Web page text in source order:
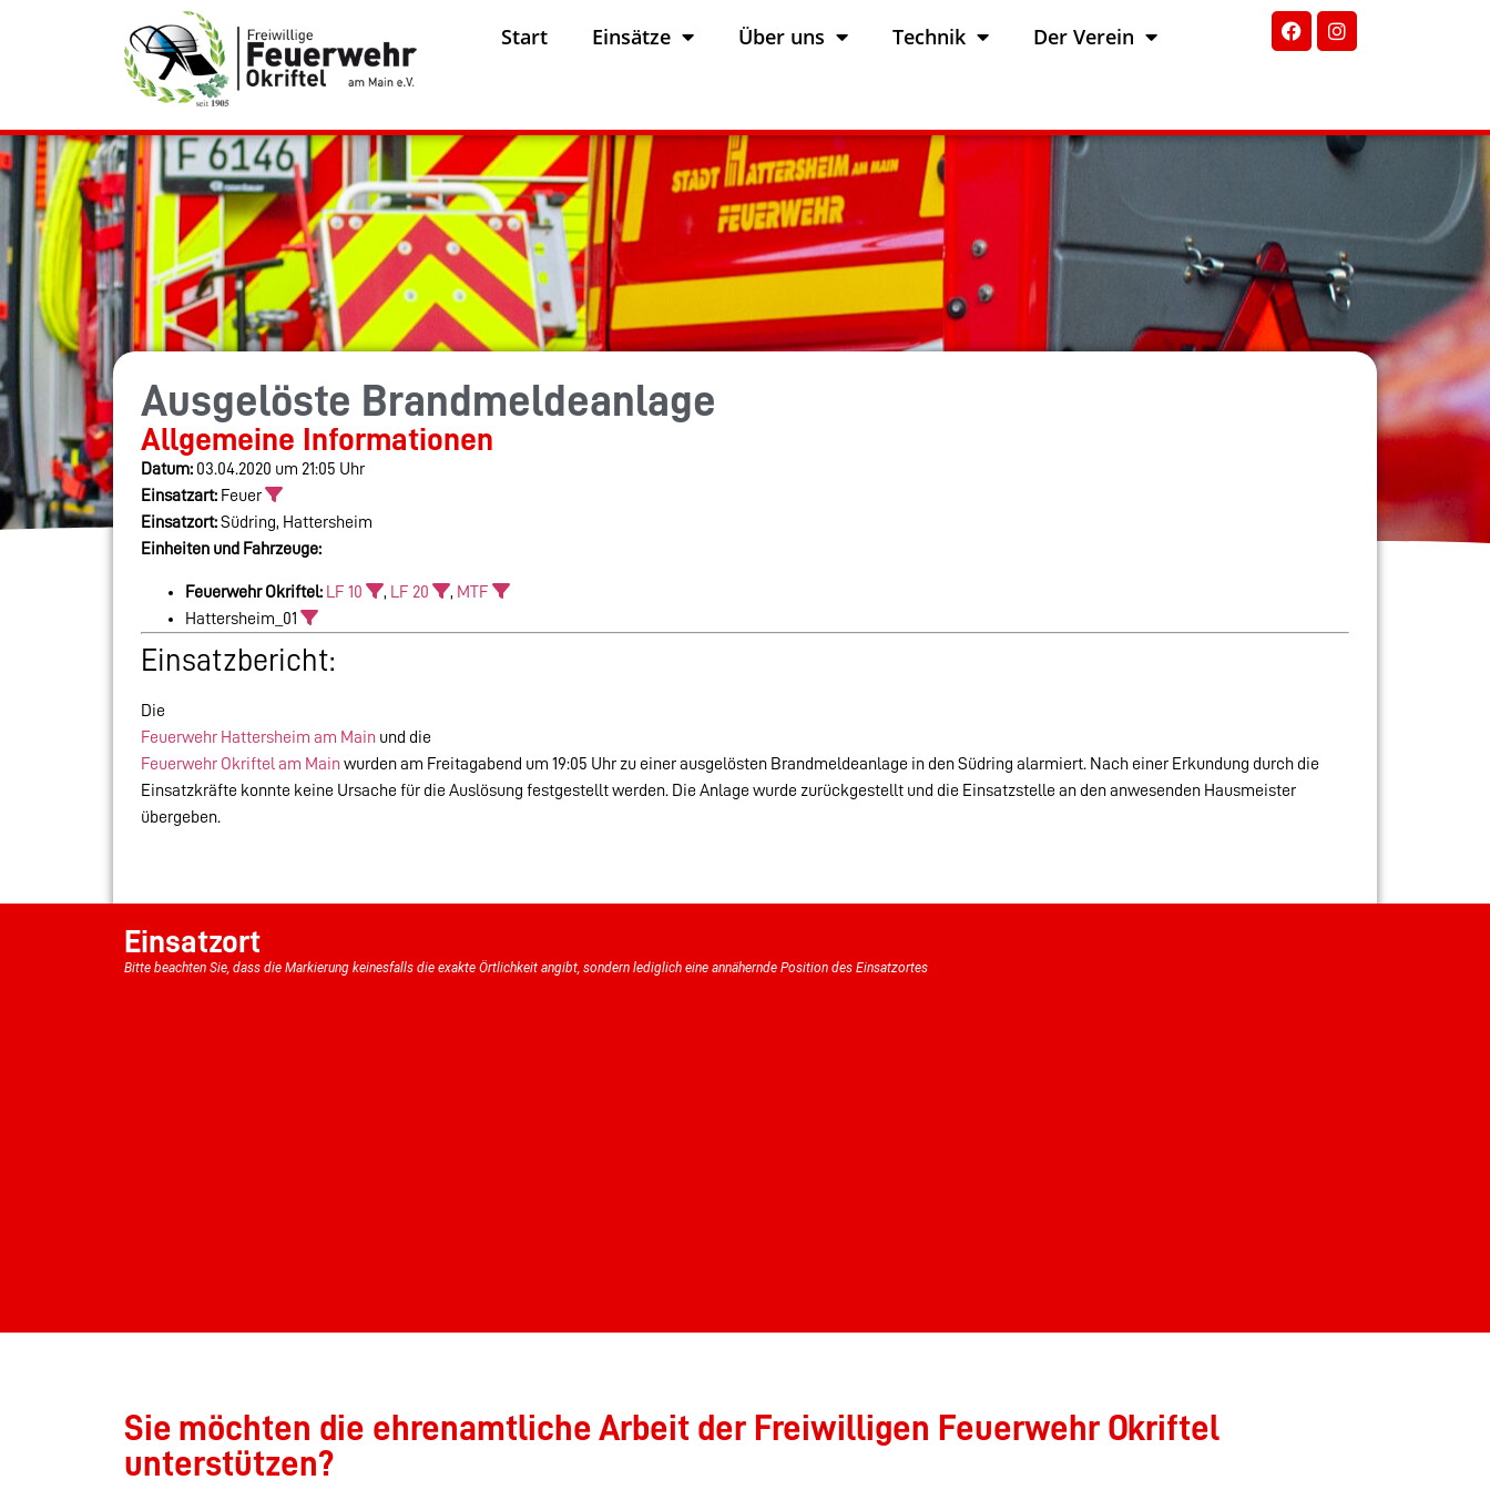
Start Einsätze Über uns Technik Der Verein
Ausgelöste Brandmeldeanlage
Allgemeine Informationen
Datum: 03.04.2020 um 21:05 Uhr
Einsatzart: Feuer
Einsatzort:Südring, Hattersheim
Einheiten und Fahrzeuge:
Feuerwehr Okriftel: LF 10 , LF 20 , MTF
Hattersheim_01
Einsatzbericht:
Die
Feuerwehr Hattersheim am Main und die
Feuerwehr Okriftel am Mainwurden am Freitagabend um 19:05 Uhr zu einer ausgelösten Brandmeldeanlage in den Südring alarmiert. Nach einer Erkundung durch die
Einsatzkräfte konnte keine Ursache für die Auslösung festgestellt werden. Die Anlage wurde zurückgestellt und die Einsatzstelle an den anwesenden Hausmeister
übergeben.
Einsatzort
Bitte beachten Sie, dass die Markierung keinesfalls die exakte Örtlichkeit angibt, sondern lediglich eine annähernde Position des Einsatzortes
Sie möchten die ehrenamtliche Arbeit der Freiwilligen Feuerwehr Okriftel
unterstützen?